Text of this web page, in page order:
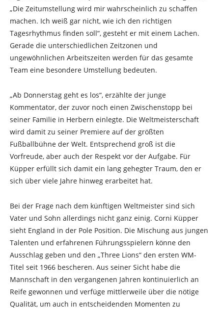
„Die Zeitumstellung wird mir wahrscheinlich zu schaffen
machen. Ich weiß gar nicht, wie ich den richtigen
Tagesrhythmus finden soll“, gesteht er mit einem Lachen.
Gerade die unterschiedlichen Zeitzonen und
ungewöhnlichen Arbeitszeiten werden für das gesamte
Team eine besondere Umstellung bedeuten.
„Ab Donnerstag geht es los“, erzählte der junge
Kommentator, der zuvor noch einen Zwischenstopp bei
seiner Familie in Herbern einlegte. Die Weltmeisterschaft
wird damit zu seiner Premiere auf der größten
Fußballbühne der Welt. Entsprechend groß ist die
Vorfreude, aber auch der Respekt vor der Aufgabe. Für
Küpper erfüllt sich damit ein lang gehegter Traum, den er
sich über viele Jahre hinweg erarbeitet hat.
Bei der Frage nach dem künftigen Weltmeister sind sich
Vater und Sohn allerdings nicht ganz einig. Corni Küpper
sieht England in der Pole Position. Die Mischung aus jungen
Talenten und erfahrenen Führungsspielern könne den
Ausschlag geben und den „Three Lions“ den ersten WM-
Titel seit 1966 bescheren. Aus seiner Sicht habe die
Mannschaft in den vergangenen Jahren kontinuierlich an
Reife gewonnen und verfüge mittlerweile über die nötige
Qualität, um auch in entscheidenden Momenten zu